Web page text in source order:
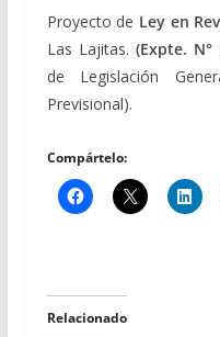
Proyecto de Ley en
Las Lajitas.(Expte. N°
de Legislación
Previsional).
Compártelo:
Relacionado